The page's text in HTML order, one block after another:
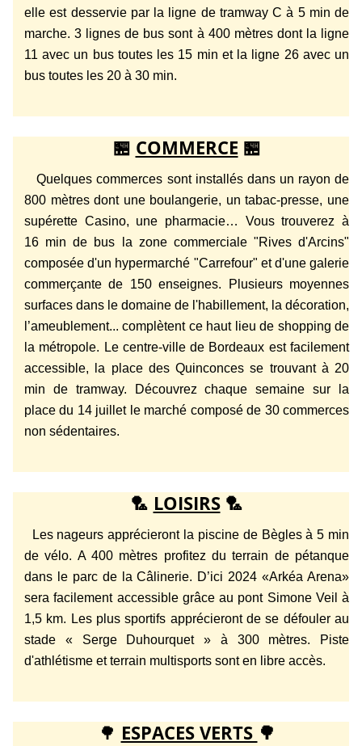
elle est desservie par la ligne de tramway C à 5 min de
marche. 3 lignes de bus sont à 400 mètres dont la ligne
11 avec un bus toutes les 15 min et la ligne 26 avec un
bus toutes les 20 à 30 min.
🏪 COMMERCE 🏪
Quelques commerces sont installés dans un rayon de
800 mètres dont une boulangerie, un tabac-presse, une
supérette Casino, une pharmacie… Vous trouverez à
16 min de bus la zone commerciale "Rives d'Arcins"
composée d'un hypermarché "Carrefour" et d'une galerie
commerçante de 150 enseignes. Plusieurs moyennes
surfaces dans le domaine de l'habillement, la décoration,
l’ameublement... complètent ce haut lieu de shopping de
la métropole. Le centre-ville de Bordeaux est facilement
accessible, la place des Quinconces se trouvant à 20
min de tramway. Découvrez chaque semaine sur la
place du 14 juillet le marché composé de 30 commerces
non sédentaires.
🏸 LOISIRS🏸
Les nageurs apprécieront la piscine de Bègles à 5 min
de vélo. A 400 mètres profitez du terrain de pétanque
dans le parc de la Câlinerie. D’ici 2024 «Arkéa Arena»
sera facilement accessible grâce au pont Simone Veil à
1,5 km. Les plus sportifs apprécieront de se défouler au
stade « Serge Duhourquet » à 300 mètres. Piste
d'athlétisme et terrain multisports sont en libre accès.
🌳 ESPACES VERTS 🌳